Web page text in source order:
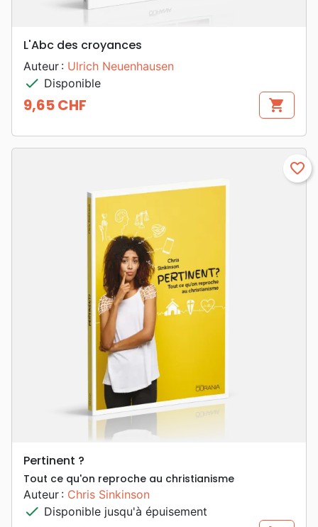
L'Abc des croyances
Auteur : Ulrich Neuenhausen
check Disponible
Prix
9,65 CHF shopping_cart
favorite_border
Pertinent ?
Tout ce qu'on reproche au christianisme
Auteur : Chris Sinkinson
check Disponible jusqu'à épuisement